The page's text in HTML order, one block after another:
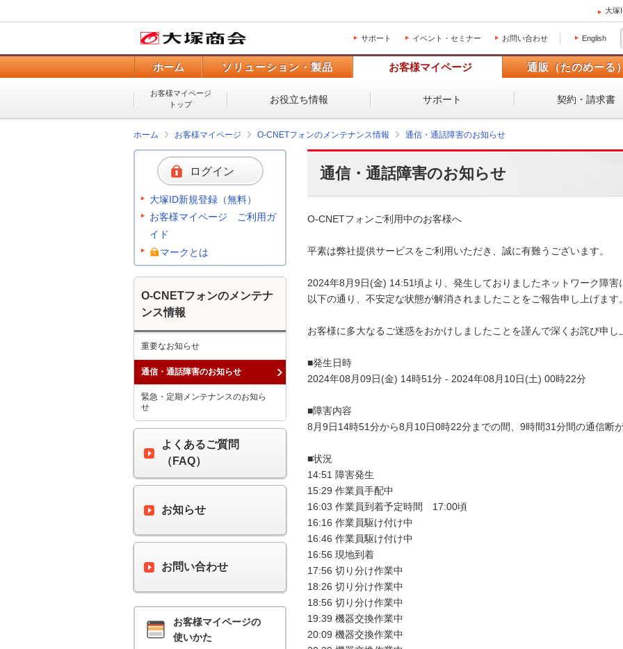
大塚
サポート イベント・セミナー お問い合わせ English
ホーム ソリューション・製品 お客様マイページ 通販（たのめーる）
お客様マイページ
トップ
お役立ち情報 サポート 契約・請求書
ホーム お客様マイページ O-CNETフォンのメンテナンス情報 通信・通話障害のお知らせ
通信・通話障害のお知らせ
O-CNETフォンご利用中のお客様へ
平素は弊社提供サービスをご利用いただき、誠に有難うございます。
2024年8月9日(金) 14:51頃より、発生しておりましたネットワーク障害
以下の通り、不安定な状態が解消されましたことをご報告申し上げます。
お客様に多大なるご迷惑をおかけしましたことを謹んで深くお詫び申し
■発生日時
2024年08月09日(金) 14時51分 - 2024年08月10日(土) 00時22分
■障害内容
8月9日14時51分から8月10日0時22分までの間、9時間31分間の通信断
■状況
14:51 障害発生
15:29 作業員手配中
16:03 作業員到着予定時間　17:00頃
16:16 作業員駆け付け中
16:46 作業員駆け付け中
16:56 現地到着
17:56 切り分け作業中
18:26 切り分け作業中
18:56 切り分け作業中
19:39 機器交換作業中
20:09 機器交換作業中
ログイン
大塚ID新規登録（無料）
お客様マイページ ご利用ガ
イド
マークとは
O-CNETフォンのメンテナ
ンス情報
重要なお知らせ
通信・通話障害のお知らせ
緊急・定期メンテナンスのお知ら
せ
よくあるご質問
（FAQ）
お知らせ
お問い合わせ
お客様マイページの
使いかた